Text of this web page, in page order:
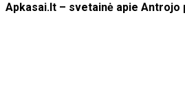
Apkasai.lt – svetainė apie